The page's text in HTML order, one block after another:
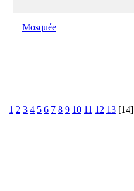
Mosquée
1 2 3 4 5 6 7 8 9 10 11 12 13